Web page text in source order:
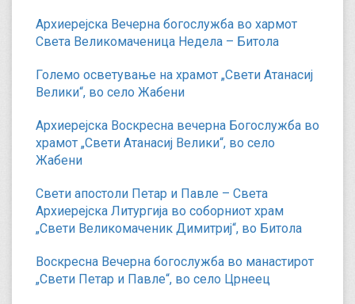
Архиерејска Вечерна богослужба во хармот
Света Великомаченица Недела – Битола
Големо осветување на храмот „Свети Атанасиј
Велики“, во село Жабени
Архиерејска Воскресна вечерна Богослужба во
храмот „Свети Атанасиј Велики“, во село
Жабени
Свети апостоли Петар и Павле – Света
Архиерејска Литургија во соборниот храм
„Свети Великомаченик Димитриј“, во Битола
Воскресна Вечерна богослужба во манастирот
„Свети Петар и Павле“, во село Црнеец